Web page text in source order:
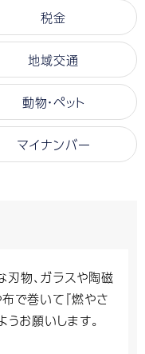
税金
地域交通
動物・ペット
マイナンバー
物、ガラスや陶磁
で巻いて『燃やさ
うお願いします。